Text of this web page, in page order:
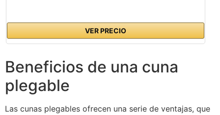
VER PRECIO
Beneficios de una cuna
plegable
Las cunas plegables ofrecen una serie de ventajas, que